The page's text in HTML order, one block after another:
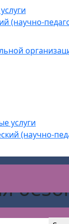
(научно-
услуги
(научно-
АС